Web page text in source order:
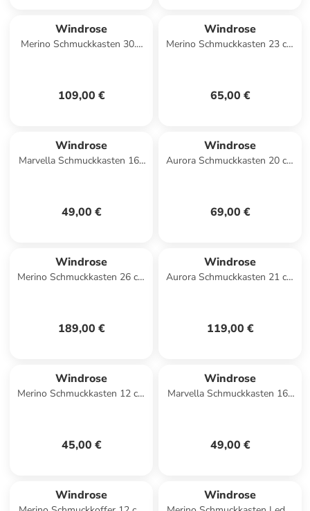
Windrose
Merino Schmuckkasten 30.5
109,00 €
Windrose
Merino Schmuckkasten 23 cm
65,00 €
Windrose
Marvella Schmuckkasten 160
49,00 €
Windrose
Aurora Schmuckkasten 20 cm
69,00 €
Windrose
Merino Schmuckkasten 26 cm
189,00 €
Windrose
Aurora Schmuckkasten 21 cm
119,00 €
Windrose
Merino Schmuckkasten 12 cm
45,00 €
Windrose
Marvella Schmuckkasten 160
49,00 €
Windrose Windrose